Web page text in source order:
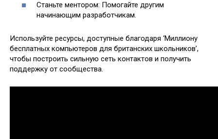
Станьте ментором: Помогайте другим
начинающим разработчикам.
Используйте ресурсы, доступные благодаря ‘Миллиону
бесплатных компьютеров для британских школьников’,
чтобы построить сильную сеть контактов и получить
поддержку от сообщества.